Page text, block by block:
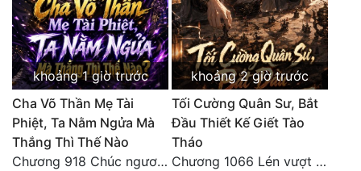
Cẩu Đạo Trường Sinh
Ngự Thú
Truyện Nam
Truyện Nữ
Vô Địch Lưu
khoảng 1 giờ trước
Cha Võ Thần Mẹ Tài
Phiệt, Ta Nằm Ngửa Mà
Thắng Thì Thế Nào
Chương 918 Chúc ngươi may mắn! Ca môn cũng là sắt thép thẳng nam!
khoảng 2 giờ trước
Tối Cường Quân Sư, Bắt
Đầu Thiết Kế Giết Tào
Tháo
Chương 1066 Lén vượt Nam Bì, đánh thẳng Nghiệp Thành (2/2)